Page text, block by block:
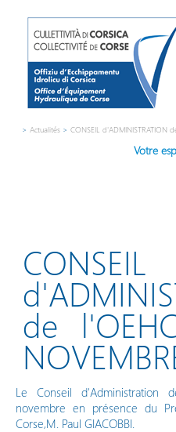
> Actualités > CONSEIL d'ADMINISTRATION
Votre
CONSEIL
de
Le Conseil
novembre en présence du
Corse,M. Paul GIACOBBI.